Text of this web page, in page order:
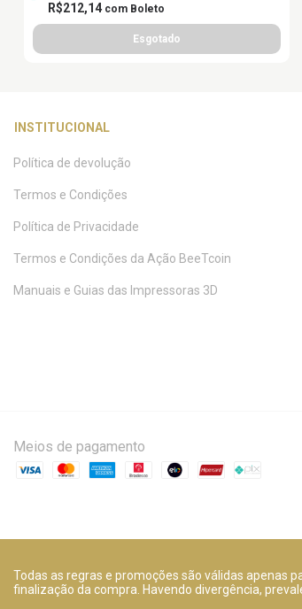
R$212,14 com Boleto
INSTITUCIONAL
Política de devolução
Termos e Condições
Política de Privacidade
Termos e Condições da Ação BeeTcoin
Manuais e Guias das Impressoras 3D
Meios de pagamento
Todas as regras e promoções são válidas apenas
finalização da compra. Havendo divergência,